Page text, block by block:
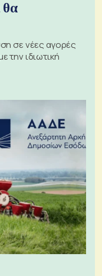
θα
σε νέες αγορές
την ιδιωτική